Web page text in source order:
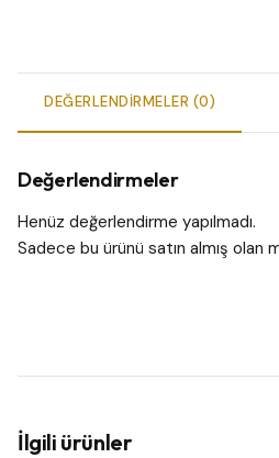
DEĞERLENDIRMELER (0)
Değerlendirmeler
Henüz değerlendirme yapılmadı.
Sadece bu ürünü satın almış olan
İlgili ürünler